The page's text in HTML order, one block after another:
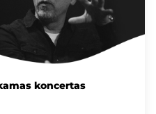
koncertas